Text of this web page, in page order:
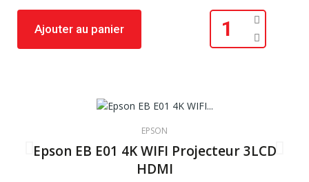
Ajouter au panier
EPSON
Epson EB E01 4K WIFI Projecteur 3LCD
HDMI